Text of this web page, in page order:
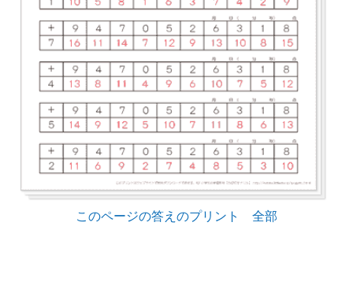
このページの答えのプリント 全部